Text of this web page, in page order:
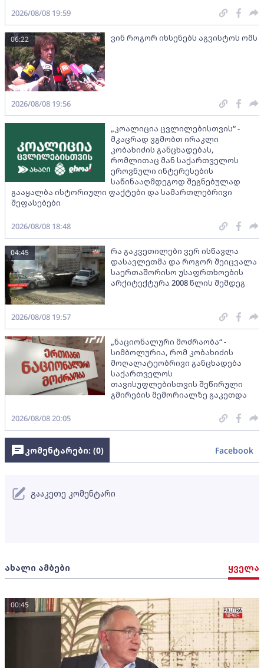
2026/08/08 19:59
ვინ როგორ იხსენებს აგვისტოს ომს
06:22
2026/08/08 19:56
„კოალიცია ცვლილებისთვის“ -
მკაცრად ვგმობთ ირაკლი
კობახიძის განცხადებას,
რომლითაც მან საქართველოს
ეროვნული ინტერესების
საწინააღმდეგოდ შეგნებულად
გააყალბა ისტორიული ფაქტები და სამართლებრივი
შეფასებები
2026/08/08 18:48
რა გაკვეთილები ვერ ისწავლა
დასავლეთმა და როგორ შეიცვალა
საერთაშორისო უსაფრთხოების
არქიტექტურა 2008 წლის შემდეგ
04:45
2026/08/08 19:57
„ნაციონალური მოძრაობა“ -
სიმბოლურია, რომ კობახიძის
მოღალატეობრივი განცხადება
საქართველოს
თავისუფლებისთვის შეწირული
გმირების მემორიალზე გაკეთდა
2026/08/08 20:05
ახალი ამბები ყველა
00:45
კომენტარები: (0) Facebook
გააკეთე კომენტარი